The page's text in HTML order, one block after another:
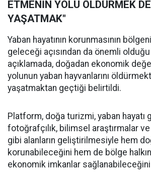
ETMENİN YOLU ÖLDÜRMEK
YAŞATMAK"
Yaban hayatının korunmasının
geleceği açısından da önemli
açıklamada, doğadan ekonomik
yolunun yaban hayvanlarını
yaşatmaktan geçtiği belirtildi.
Platform, doğa turizmi, yaban hayatı
fotoğrafçılık, bilimsel araştırmalar
gibi alanların geliştirilmesiyle hem
korunabileceğini hem de bölge
ekonomik imkanlar